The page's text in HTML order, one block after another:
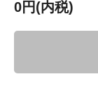
0円(内税)